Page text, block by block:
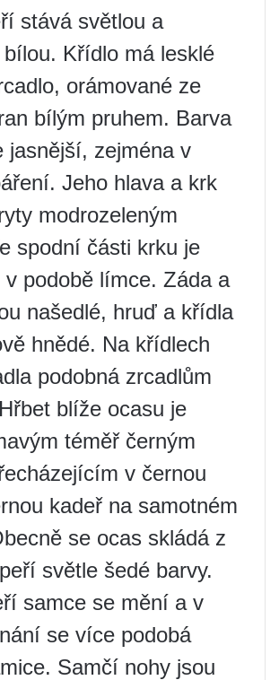
stává světlou a
bílou. Křídlo má lesklé
orámované ze
bílým pruhem. Barva
jasnější, zejména v
Jeho hlava a krk
modrozeleným
spodní části krku je
v podobě límce. Záda a
našedlé, hruď a křídla
hnědé. Na křídlech
podobná zrcadlům
blíže ocasu je
téměř černým
v černou
kadeř na samotném
se ocas skládá z
světle šedé barvy.
samce se mění a v
se více podobá
Samčí nohy jsou